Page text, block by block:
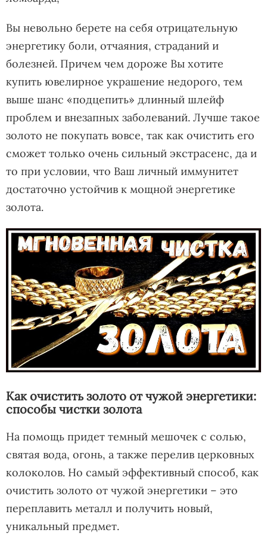
Вы невольно берете на себя отрицательную
энергетику боли, отчаяния, страданий и
болезней. Причем чем дороже Вы хотите
купить ювелирное украшение недорого, тем
выше шанс «подцепить» длинный шлейф
проблем и внезапных заболеваний. Лучше такое
золото не покупать вовсе, так как очистить его
сможет только очень сильный экстрасенс, да и
то при условии, что Ваш личный иммунитет
достаточно устойчив к мощной энергетике
золота.
Как очистить золото от чужой энергетики:
способы чистки золота
На помощь придет темный мешочек с солью,
святая вода, огонь, а также перелив церковных
колоколов. Но самый эффективный способ, как
очистить золото от чужой энергетики – это
переплавить металл и получить новый,
уникальный предмет.